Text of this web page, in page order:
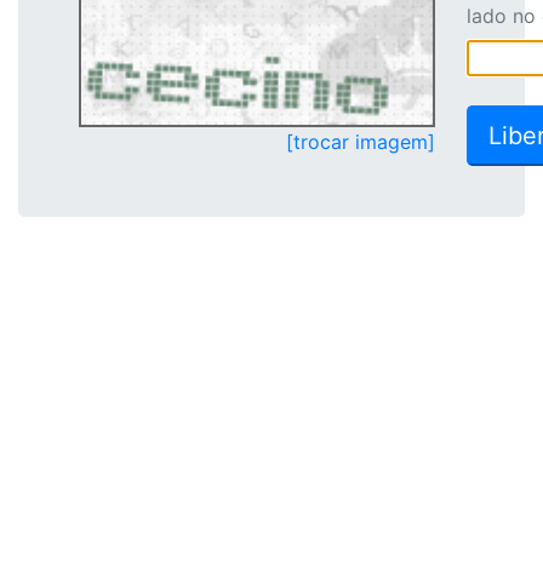
[trocar imagem]
lado no